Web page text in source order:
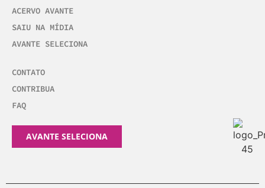
ACERVO AVANTE
SAIU NA MÍDIA
AVANTE SELECIONA
CONTATO
CONTRIBUA
FAQ
AVANTE SELECIONA